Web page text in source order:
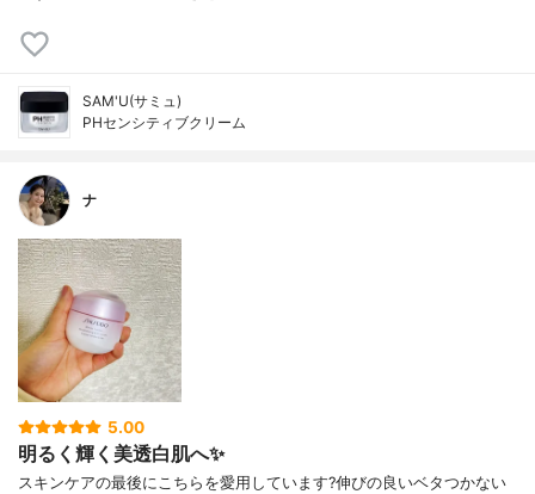
SAM'U(サミュ)
PHセンシティブクリーム
ナ
5.00
明るく輝く美透白肌へ✨
スキンケアの最後にこちらを愛用しています?伸びの良いベタつかない